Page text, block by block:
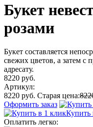
Букет
розами
Букет составляется
свежих цветов, а затем с
адресату.
8220 руб.
Артикул:
8220 руб. Старая цена:
Оформить заказ
Купить
Оплатить легко: